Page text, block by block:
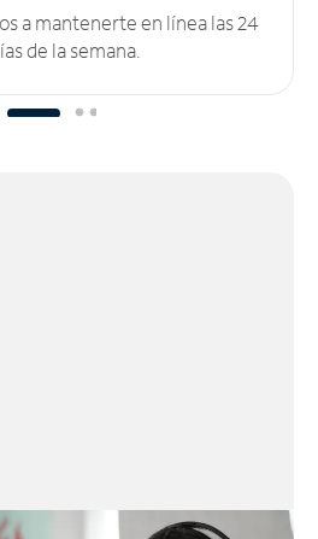
a mantenerte en línea las 24
de la semana.